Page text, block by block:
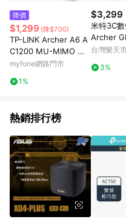
降價
$1,299 (降$700)
TP-LINK Archer A6 A
C1200 MU-MIMO 雙
頻 Gigabit 無線路由器
myfone網路門市
1%
$3,299
米特3C
Archer
0 wifi分
台灣樂天
3%
熱銷排行榜